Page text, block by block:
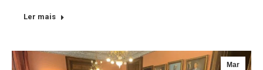
Ler mais
Mar